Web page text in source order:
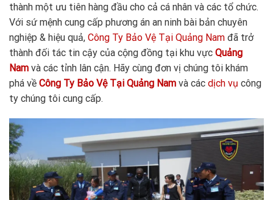
thành một ưu tiên hàng đầu cho cả cá nhân và các tổ chức.
Với sứ mệnh cung cấp phương án an ninh bài bản chuyên
nghiệp & hiệu quả, Công Ty Bảo Vệ Tại Quảng Nam đã trở
thành đối tác tin cậy của cộng đồng tại khu vực Quảng
Nam và các tỉnh lân cận. Hãy cùng đơn vị chúng tôi khám
phá về Công Ty Bảo Vệ Tại Quảng Nam và các dịch vụ công
ty chúng tôi cung cấp.